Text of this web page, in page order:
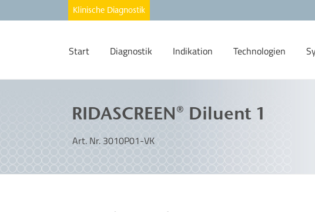
Start Diagnostik Indikation Technologien
RIDASCREEN® Diluent 1
Art. Nr. 3010P01-VK